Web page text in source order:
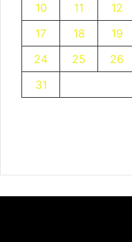
10
11 12
17
18 19
24
25 26
31